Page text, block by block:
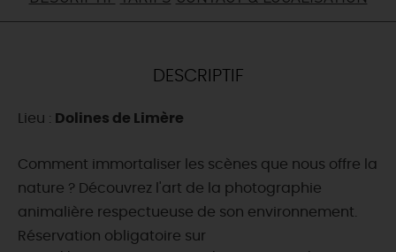
CETTE SEMAINE
TOUT L'AGENDA
DESCRIPTIF
Lieu : Dolines de Limère
Comment immortaliser les scènes que nous offre la
nature ? Découvrez l'art de la photographie
animalière respectueuse de son environnement.
Réservation obligatoire sur